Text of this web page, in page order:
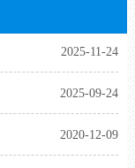
2025-11-24
2025-09-24
2020-12-09